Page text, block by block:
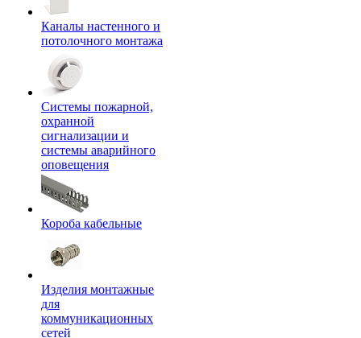
Каналы настенного и
потолочного монтажа
Системы пожарной,
охранной
сигнализации и
системы аварийного
оповещения
Короба кабельные
Изделия монтажные
для
коммуникационных
сетей